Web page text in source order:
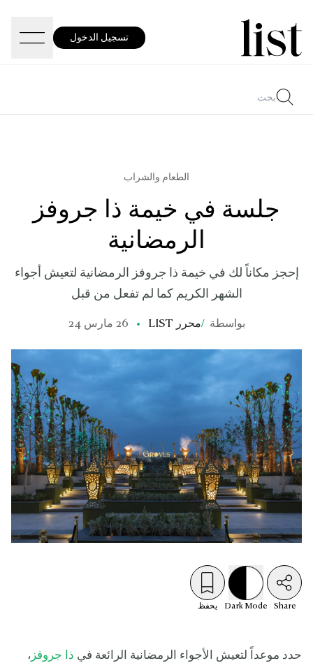
تسجيل الدخول
الطعام والشراب
جلسة في خيمة ذا جروفز
الرمضانية
إحجز مكاناً لك في خيمة ذا جروفز الرمضانية لتعيش أجواء
الشهر الكريم كما لم تفعل من قبل
بواسطة /محرر LIST 26 مارس 24
Share
Dark Mode يحفظ
حدد موعداً لتعيش الأجواء الرمضانية الرائعة في ذا جروفز ،